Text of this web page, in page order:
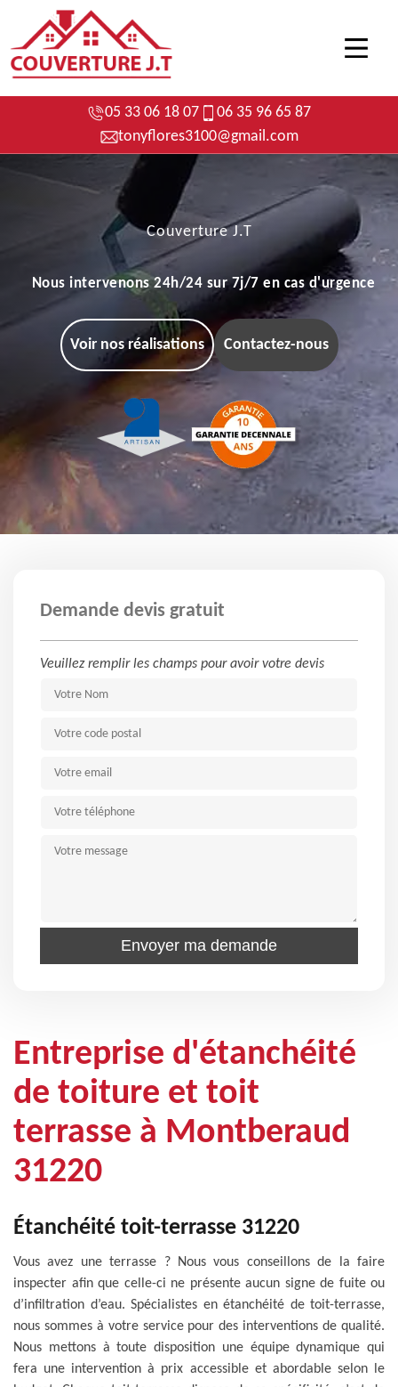
05 33 06 18 07
06 35 96 65 87
tonyflores3100@gmail.com
Couverture J.T
Nous intervenons 24h/24 sur 7j/7 en cas d'urgence
Voir nos réalisations Contactez-nous
Demande devis gratuit
Veuillez remplir les champs pour avoir votre devis
Entreprise d'étanchéité
de toiture et toit
terrasse à Montberaud
31220
Étanchéité toit-terrasse 31220
Vous avez une terrasse ? Nous vous conseillons de la faire
inspecter afin que celle-ci ne présente aucun signe de fuite ou
d’infiltration d’eau. Spécialistes en étanchéité de toit-terrasse,
nous sommes à votre service pour des interventions de qualité.
Nous mettons à toute disposition une équipe dynamique qui
fera une intervention à prix accessible et abordable selon le